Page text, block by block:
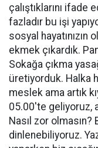
çalıştıklarını ifade
fazladır bu işi
sosyal hayatınızın
ekmek çıkardık.
Sokağa çıkma
üretiyorduk. Halka
meslek ama artık
05.00'te geliyoruz,
Nasıl zor
dinlenebiliyoruz.